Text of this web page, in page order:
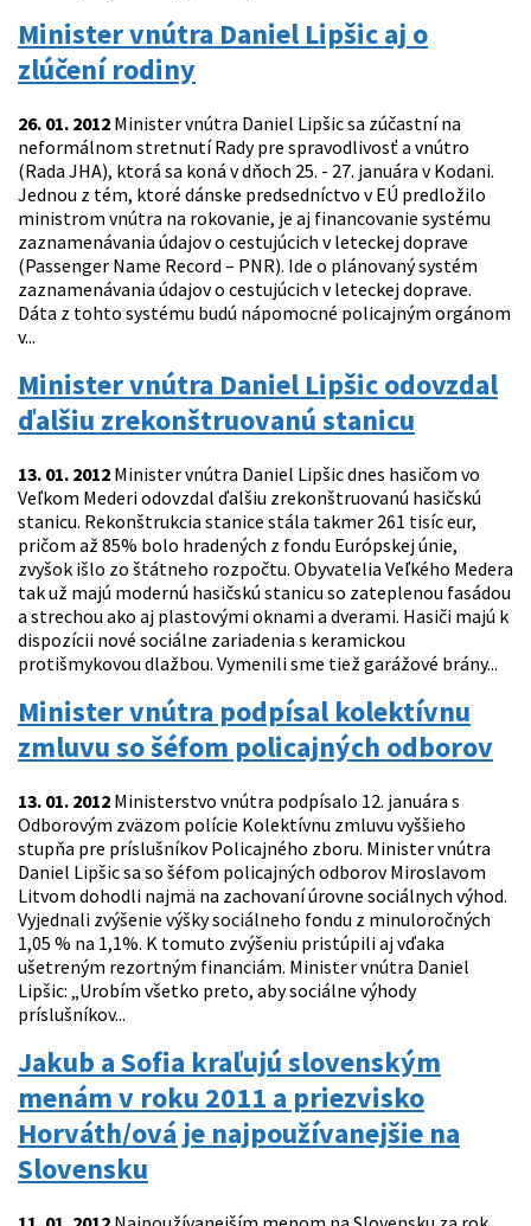
Minister vnútra Daniel Lipšic aj o
zlúčení rodiny
26. 01. 2012 Minister vnútra Daniel Lipšic sa zúčastní na
neformálnom stretnutí Rady pre spravodlivosť a vnútro
(Rada JHA), ktorá sa koná v dňoch 25. - 27. januára v Kodani.
Jednou z tém, ktoré dánske predsedníctvo v EÚ predložilo
ministrom vnútra na rokovanie, je aj financovanie systému
zaznamenávania údajov o cestujúcich v leteckej doprave
(Passenger Name Record – PNR). Ide o plánovaný systém
zaznamenávania údajov o cestujúcich v leteckej doprave.
Dáta z tohto systému budú nápomocné policajným orgánom
v...
Minister vnútra Daniel Lipšic odovzdal
ďalšiu zrekonštruovanú stanicu
13. 01. 2012 Minister vnútra Daniel Lipšic dnes hasičom vo
Veľkom Mederi odovzdal ďalšiu zrekonštruovanú hasičskú
stanicu. Rekonštrukcia stanice stála takmer 261 tisíc eur,
pričom až 85% bolo hradených z fondu Európskej únie,
zvyšok išlo zo štátneho rozpočtu. Obyvatelia Veľkého Medera
tak už majú modernú hasičskú stanicu so zateplenou fasádou
a strechou ako aj plastovými oknami a dverami. Hasiči majú k
dispozícii nové sociálne zariadenia s keramickou
protišmykovou dlažbou. Vymenili sme tiež garážové brány...
Minister vnútra podpísal kolektívnu
zmluvu so šéfom policajných odborov
13. 01. 2012 Ministerstvo vnútra podpísalo 12. januára s
Odborovým zväzom polície Kolektívnu zmluvu vyššieho
stupňa pre príslušníkov Policajného zboru. Minister vnútra
Daniel Lipšic sa so šéfom policajných odborov Miroslavom
Litvom dohodli najmä na zachovaní úrovne sociálnych výhod.
Vyjednali zvýšenie výšky sociálneho fondu z minuloročných
1,05 % na 1,1%. K tomuto zvýšeniu pristúpili aj vďaka
ušetreným rezortným financiám. Minister vnútra Daniel
Lipšic: „Urobím všetko preto, aby sociálne výhody
príslušníkov...
Jakub a Sofia kraľujú slovenským
menám v roku 2011 a priezvisko
Horváth/ová je najpoužívanejšie na
Slovensku